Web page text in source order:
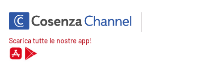
Scarica tutte le nostre app!